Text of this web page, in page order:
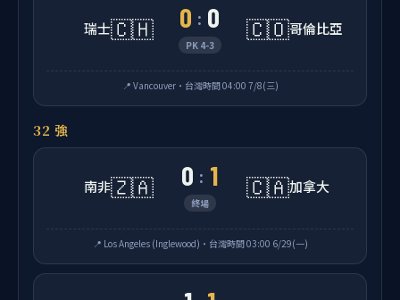
瑞士🇨🇭 0 : 0
PK 4-3
🇨🇴哥倫比亞
📍 Vancouver・台灣時間 04:00 7/8(三)
32 強
南非🇿🇦 0 : 1
終場
🇨🇦加拿大
📍 Los Angeles (Inglewood)・台灣時間 03:00 6/29(一)